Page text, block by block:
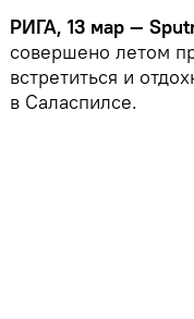
РИГА, 13 мар —
совершено летом
встретиться и
в Саласпилсе.